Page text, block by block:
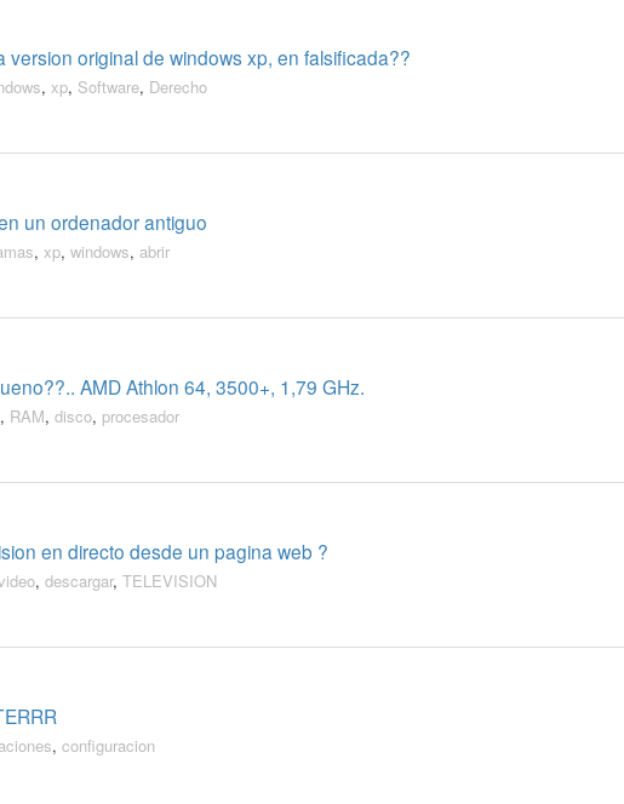
version original de windows xp, en falsificada??
, xp, Software, Derecho
un ordenador antiguo
, xp, windows, abrir
AMD Athlon 64, 3500+, 1,79 GHz.
, RAM, disco, procesador
en directo desde un pagina web ?
, descargar, TELEVISION
, configuracion